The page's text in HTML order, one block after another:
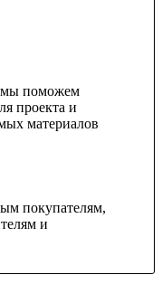
поможем
проекта и
материалов
покупателям,
и